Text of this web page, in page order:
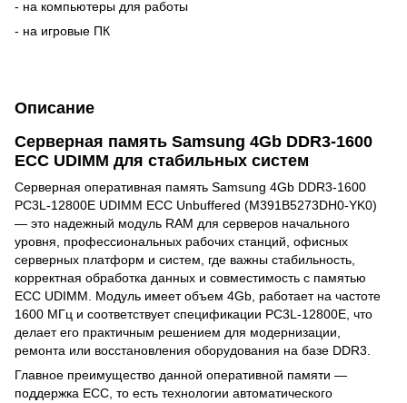
- на компьютеры для работы
- на игровые ПК
Описание
Серверная память Samsung 4Gb DDR3-1600
ECC UDIMM для стабильных систем
Серверная оперативная память Samsung 4Gb DDR3-1600
PC3L-12800E UDIMM ECC Unbuffered (M391B5273DH0-YK0)
— это надежный модуль RAM для серверов начального
уровня, профессиональных рабочих станций, офисных
серверных платформ и систем, где важны стабильность,
корректная обработка данных и совместимость с памятью
ECC UDIMM. Модуль имеет объем 4Gb, работает на частоте
1600 МГц и соответствует спецификации PC3L-12800E, что
делает его практичным решением для модернизации,
ремонта или восстановления оборудования на базе DDR3.
Главное преимущество данной оперативной памяти —
поддержка ECC, то есть технологии автоматического